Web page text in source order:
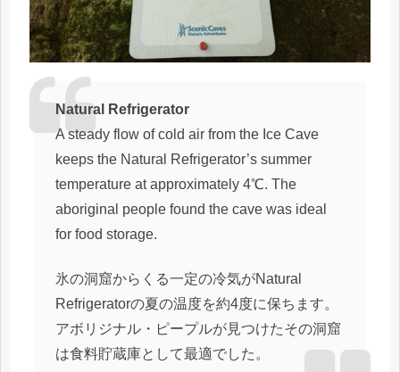
Natural Refrigerator
A steady flow of cold air from the Ice Cave
keeps the Natural Refrigerator’s summer
temperature at approximately 4℃. The
aboriginal people found the cave was ideal
for food storage.
氷の洞窟からくる一定の冷気がNatural
Refrigeratorの夏の温度を約4度に保ちます。
アボリジナル・ピープルが見つけたその洞窟
は食料貯蔵庫として最適でした。